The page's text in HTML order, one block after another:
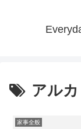
アル
家事全般